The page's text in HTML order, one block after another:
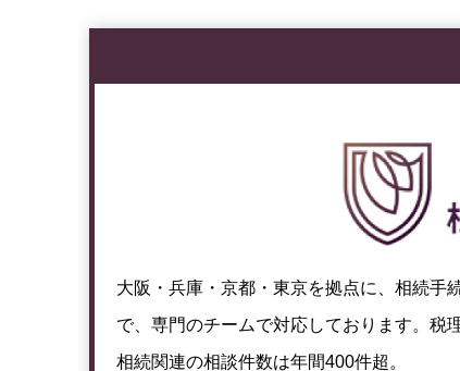
大阪・兵庫・京都・東京を拠点に、相続手
で、専門のチームで対応しております。税
相続関連の相談件数は年間400件超。